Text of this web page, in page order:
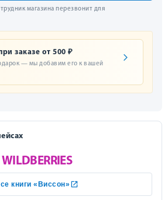
магазина перезвонит для
заказе от 500 ₽
— мы добавим его к вашей
WILDBERRIES
книги «Виссон»